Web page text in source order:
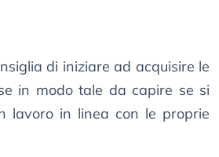
di iniziare ad acquisire le
in modo tale da capire se si
lavoro in linea con le proprie